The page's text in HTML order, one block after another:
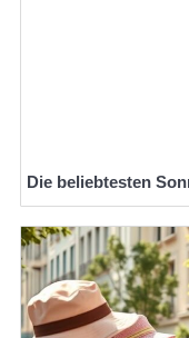
Die beliebtesten